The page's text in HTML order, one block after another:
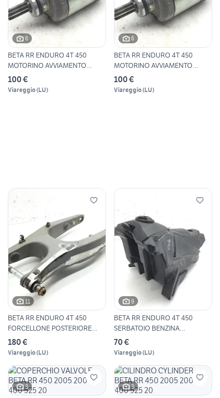
6
BETA RR ENDURO 4T 450
MOTORINO AVVIAMENTO
STARTER
100 €
Viareggio(LU)
6
BETA RR ENDURO 4T 450
MOTORINO AVVIAMENTO
STARTER
100 €
Viareggio(LU)
11
BETA RR ENDURO 4T 450
FORCELLONE POSTERIORE
2010 Z
180 €
Viareggio(LU)
9
BETA RR ENDURO 4T 450
SERBATOIO BENZINA
CARBURANTE
70 €
Viareggio(LU)
3 3